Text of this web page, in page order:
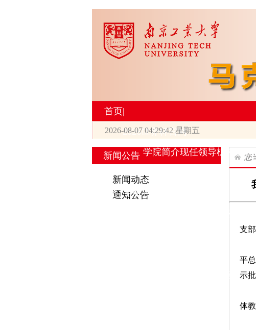
首页|
2026世界杯官网
学院简介现任领导机构设置
研究生培养
学生活动 招
工会活动
2026-08-07 04:29:42 星期五
新闻公告
新闻动态
通知公告
您
支
平
示
体